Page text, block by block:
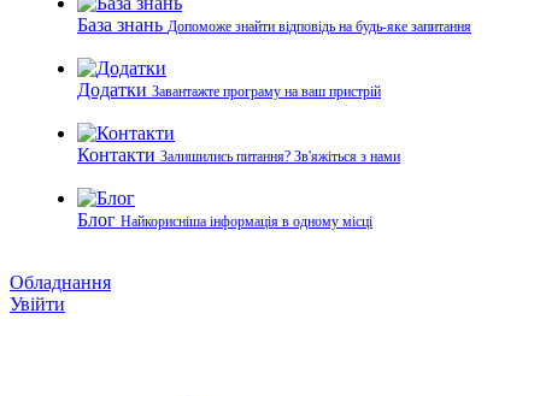
База знань Допоможе знайти відповідь на будь-яке запитання
Додатки Завантажте програму на ваш пристрій
Контакти Залишились питання? Зв'яжіться з нами
Блог Найкорисніша інформація в одному місці
Обладнання
Увійти